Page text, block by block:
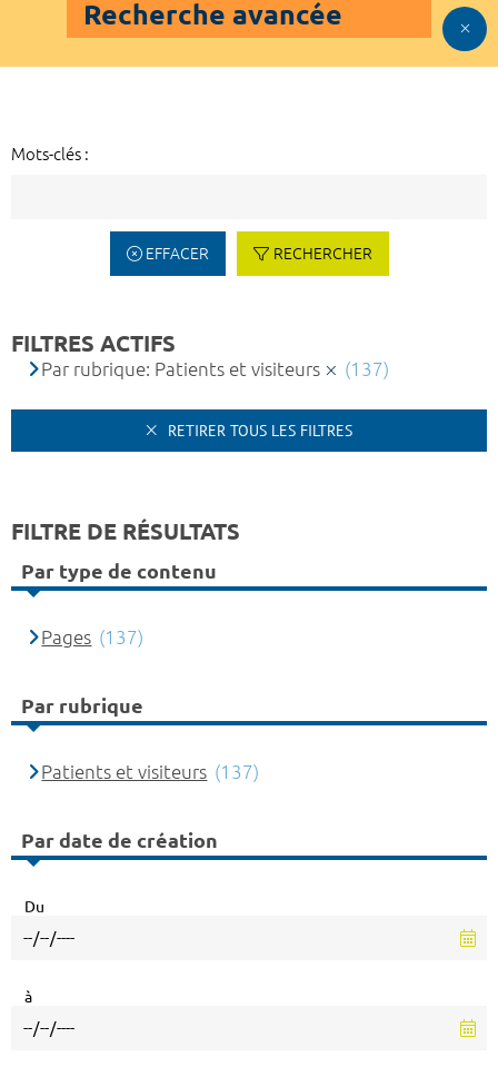
Recherche avancée
Mots-clés :
EFFACER RECHERCHER
FILTRES ACTIFS
Par rubrique: Patients et visiteurs (137)
RETIRER TOUS LES FILTRES
FILTRE DE RÉSULTATS
Par type de contenu
Pages (137)
Par rubrique
Patients et visiteurs (137)
Par date de création
Du
à